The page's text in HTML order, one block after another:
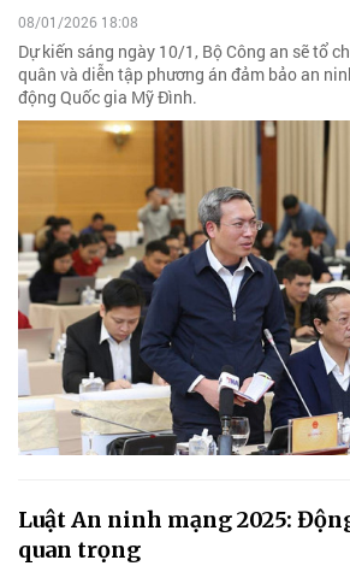
08/01/2026 18:08
Dự kiến sáng ngày 10/1, Bộ Công an sẽ tổ
quân và diễn tập phương án đảm bảo an
động Quốc gia Mỹ Đình.
Luật An ninh mạng 2025:
quan trọng